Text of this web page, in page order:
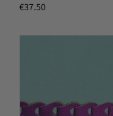
€37.50